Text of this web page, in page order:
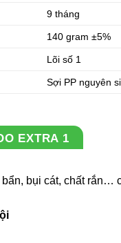
9 tháng
140 gram ±5%
Lõi số 1
Sợi PP nguyên
EXTRA 1
bụi cát, chất